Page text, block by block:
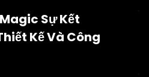
Sự Kết
Kế Và Công